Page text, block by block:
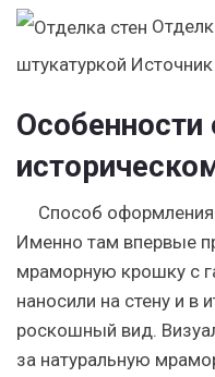
штукатуркой
Особенности
Способ
Именно там впервые
мраморную крошку с
наносили на стену и в
роскошный вид.
за натуральную